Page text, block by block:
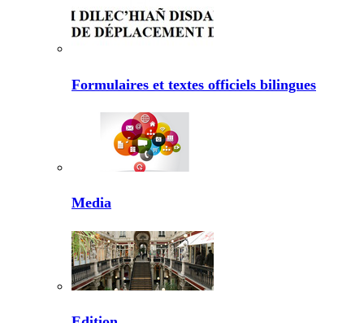
Formulaires et textes officiels bilingues
Media